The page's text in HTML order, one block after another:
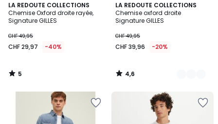
LA REDOUTE COLLECTIONS
Chemise Oxford droite rayée,
Signature GILLES
CHF 49,95
CHF 29,97 -40%
5
/
5
5
/
LA REDOUTE COLLECTIONS
Chemise oxford droite
Signature GILLES
CHF 49,95
CHF 39,96 -20%
4,6
/ 5
2
Couleurs
4,6
/